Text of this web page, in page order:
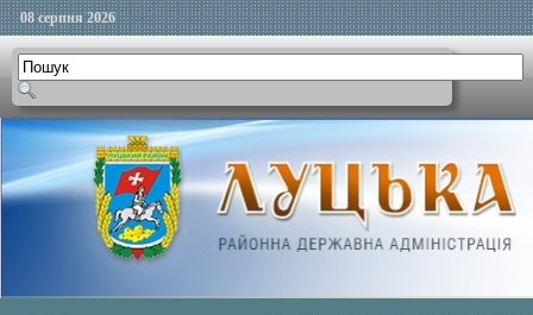
08 серпня 2026